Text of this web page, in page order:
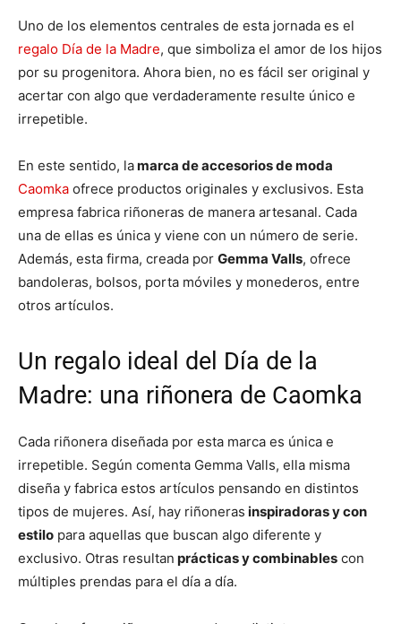
Uno de los elementos centrales de esta jornada es el
regalo Día de la Madre, que simboliza el amor de los hijos
por su progenitora. Ahora bien, no es fácil ser original y
acertar con algo que verdaderamente resulte único e
irrepetible.
En este sentido, lamarca de accesorios de moda
Caomka ofrece productos originales y exclusivos. Esta
empresa fabrica riñoneras de manera artesanal. Cada
una de ellas es única y viene con un número de serie.
Además, esta firma, creada por Gemma Valls, ofrece
bandoleras, bolsos, porta móviles y monederos, entre
otros artículos.
Un regalo ideal del Día de la
Madre: una riñonera de Caomka
Cada riñonera diseñada por esta marca es única e
irrepetible. Según comenta Gemma Valls, ella misma
diseña y fabrica estos artículos pensando en distintos
tipos de mujeres. Así, hay riñoneras inspiradoras y con
estilo para aquellas que buscan algo diferente y
exclusivo. Otras resultan prácticas y combinables con
múltiples prendas para el día a día.